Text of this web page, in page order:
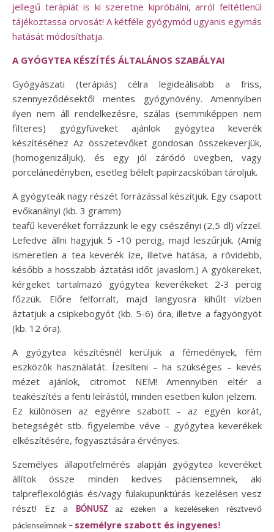
jellegű terápiát is ki szeretne kipróbálni, arról feltétlenül
tájékoztassa orvosát! A kétféle gyógymód ugyanis egymás
hatását módosíthatja.
A GYÓGYTEA KÉSZÍTÉS ÁLTALÁNOS SZABÁLYAI
Gyógyászati (terápiás) célra legideálisabb a friss,
szennyeződésektől mentes gyógynövény. Amennyiben
ilyen nem áll rendelkezésre, szálas (semmiképpen nem
filteres) gyógyfüveket ajánlok gyógytea keverék
készítéséhez Az összetevőket gondosan összekeverjük,
(homogenizáljuk), és egy jól záródó üvegben, vagy
porcelánedényben, esetleg bélelt papírzacskóban tároljuk.
A gyógyteák nagy részét forrázással készítjük. Egy csapott
evőkanálnyi (kb. 3 gramm)
teafű keveréket forrázzunk le egy csészényi (2,5 dl) vízzel.
Lefedve állni hagyjuk 5 -10 percig, majd leszűrjük. (Amíg
ismeretlen a tea keverék íze, illetve hatása, a rövidebb,
később a hosszabb áztatási időt javaslom.) A gyökereket,
kérgeket tartalmazó gyógytea keverékeket 2-3 percig
főzzük. Előre felforralt, majd langyosra kihűlt vízben
áztatjuk a csipkebogyót (kb. 5-6) óra, illetve a fagyöngyöt
(kb. 12 óra).
A gyógytea készítésnél kerüljük a fémedények, fém
eszközök használatát. Ízesíteni – ha szükséges – kevés
mézet ajánlok, citromot NEM! Amennyiben eltér a
teakészítés a fenti leírástól, minden esetben külön jelzem.
Ez különösen az egyénre szabott – az egyén korát,
betegségét stb. figyelembe véve – gyógytea keverékek
elkészítésére, fogyasztására érvényes.
Személyes állapotfelmérés alapján gyógytea keveréket
állítok össze minden kedves páciensemnek, aki
talpreflexológiás és/vagy fülakupunktúrás kezelésen vesz
részt! Ez a
BÓNUSZ az ezeken a kezeléseken résztvevő
pácienseimnek – személyre szabott és ingyenes!